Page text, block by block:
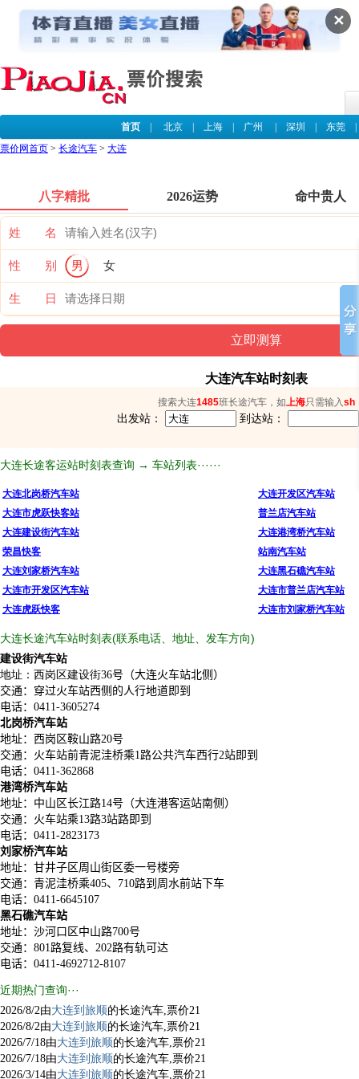
✕
首页| 北京| 上海| 广州 | 深圳 | 东莞
票价网首页 > 长途汽车 > 大连
八字精批 2026运势 命中贵人
姓 名
性 别 男 女
生 日
大连汽车站时刻表
搜索大连1485班长途汽车，如 上海只需输入 sh
出发站： 到达站：
大连长途客运站时刻表查询 → 车站列表······
大连北岗桥汽车站
大连开发区汽车站
大连市虎跃快客站
普兰店汽车站
大连建设街汽车站
大连港湾桥汽车站
荣昌快客
站南汽车站
大连刘家桥汽车站
大连黑石礁汽车站
大连市开发区汽车站
大连市普兰店汽车站
大连虎跃快客
大连市刘家桥汽车站
大连长途汽车站时刻表(联系电话、地址、发车方向)
建设街汽车站
地址：西岗区建设街36号（大连火车站北侧）
交通：穿过火车站西侧的人行地道即到
电话：0411-3605274
北岗桥汽车站
地址：西岗区鞍山路20号
交通：火车站前青泥洼桥乘1路公共汽车西行2站即到
电话：0411-362868
港湾桥汽车站
地址：中山区长江路14号（大连港客运站南侧）
交通：火车站乘13路3站路即到
电话： 0411-2823173
刘家桥汽车站
地址：甘井子区周山街区委一号楼旁
交通：青泥洼桥乘405、 710路到周水前站下车
电话：0411-6645107
黑石礁汽车站
地址：沙河口区中山路700号
交通： 801路复线、 202路有轨可达
电话： 0411-4692712-8107
近期热门查询···
2026/8/2由大连到旅顺的长途汽车,票价21
2026/8/2由大连到旅顺的长途汽车,票价21
2026/7/18由大连到旅顺的长途汽车,票价21
2026/7/18由大连到旅顺的长途汽车,票价21
2026/3/14由大连到旅顺的长途汽车,票价21